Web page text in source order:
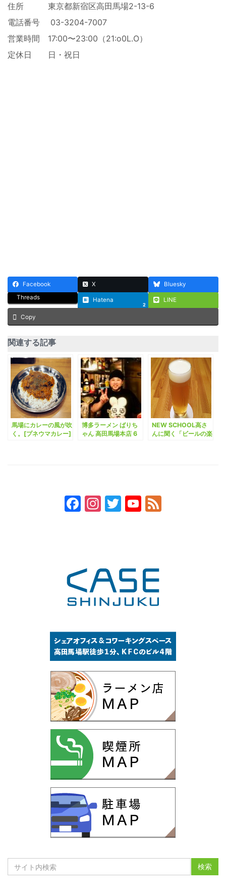
住所 東京都新宿区高田馬場2-13-6
電話番号 03-3204-7007
営業時間 17:00〜23:00（21:o0L.O）
定休日 日・祝日
Facebook X
Bluesky
Threads
Hatena
2
LINE
Copy
関連する記事
馬場にカレーの風が吹
く。[プネウマカレー]
博多ラーメン ばりち
ゃん 高田馬場本店 6
NEW SCHOOL高さ
んに聞く「ビールの楽
Facebook
Instagram
TwitterYouTube